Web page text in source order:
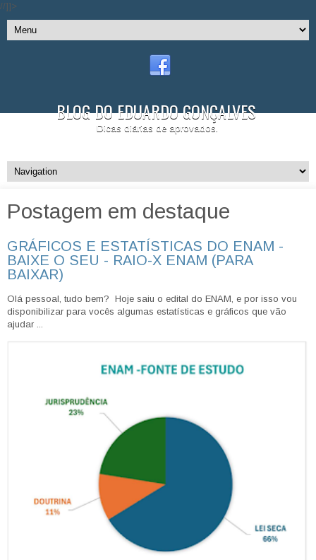
//]]>
BLOG DO EDUARDO GONÇALVES
Dicas diárias de aprovados.
Postagem em destaque
GRÁFICOS E ESTATÍSTICAS DO ENAM -
BAIXE O SEU - RAIO-X ENAM (PARA
BAIXAR)
Olá pessoal, tudo bem? Hoje saiu o edital do ENAM, e por isso vou
disponibilizar para vocês algumas estatísticas e gráficos que vão
ajudar ...